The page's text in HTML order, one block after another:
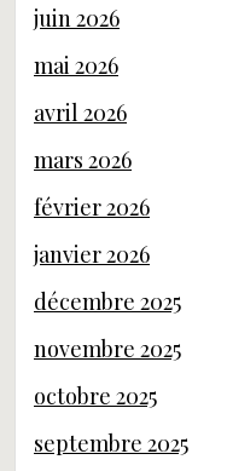
juin 2026
mai 2026
avril 2026
mars 2026
février 2026
janvier 2026
décembre 2025
novembre 2025
octobre 2025
septembre 2025